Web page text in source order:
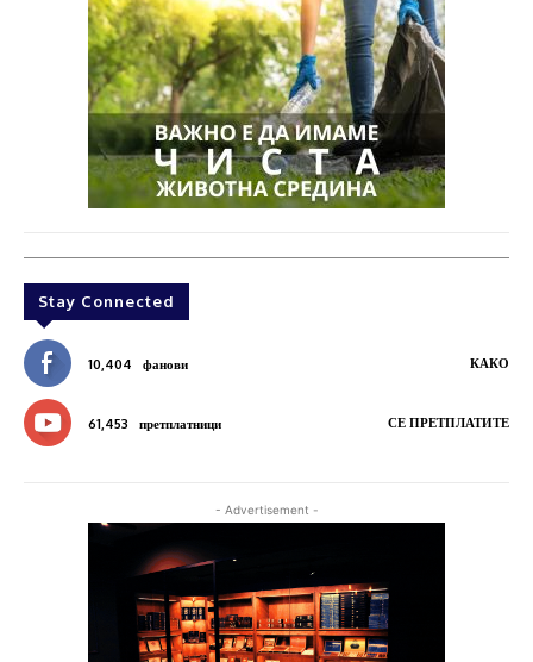
Stay Connected
10,404 фанови КАКО
61,453 претплатници СЕ ПРЕТПЛАТИТЕ
- Advertisement -